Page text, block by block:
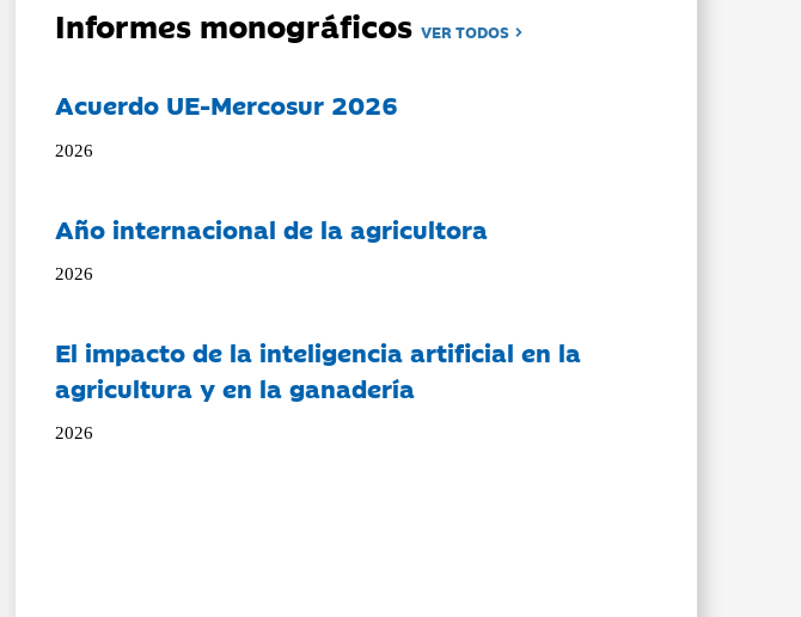
Informes monográficosVER TODOS
Acuerdo UE-Mercosur 2026
2026
Año internacional de la agricultora
2026
El impacto de la inteligencia artificial en la
agricultura y en la ganadería
2026